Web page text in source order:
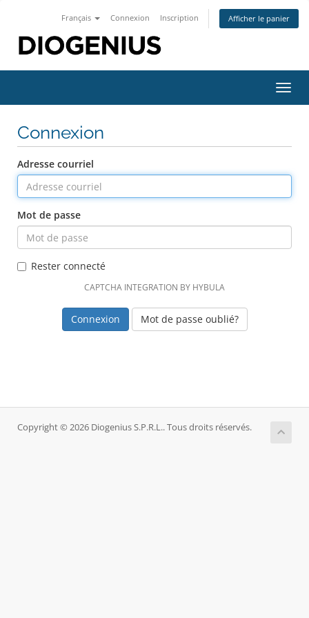
Français Connexion Inscription Afficher le panier
la
Connexion
Adresse courriel
Mot de passe
Rester connecté
CAPTCHA INTEGRATION BY HYBULA
Mot de passe oublié?
Copyright © 2026 Diogenius S.P.R.L.. Tous droits réservés.